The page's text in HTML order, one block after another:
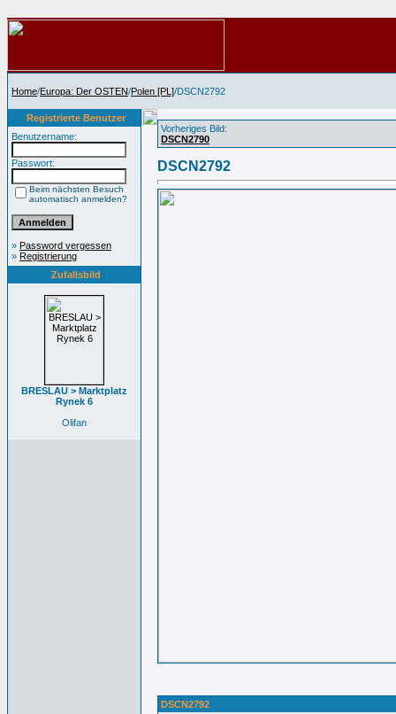
Home/Europa: Der OSTEN/Polen [PL]/DSCN2792
Registrierte Benutzer
Benutzername:
Passwort:
Beim nächsten Besuch
automatisch anmelden?
» Password vergessen
» Registrierung
Zufallsbild
BRESLAU > Marktplatz
Rynek 6
Olifan
Vorheriges Bild:
DSCN2790
DSCN2792
DSCN2792